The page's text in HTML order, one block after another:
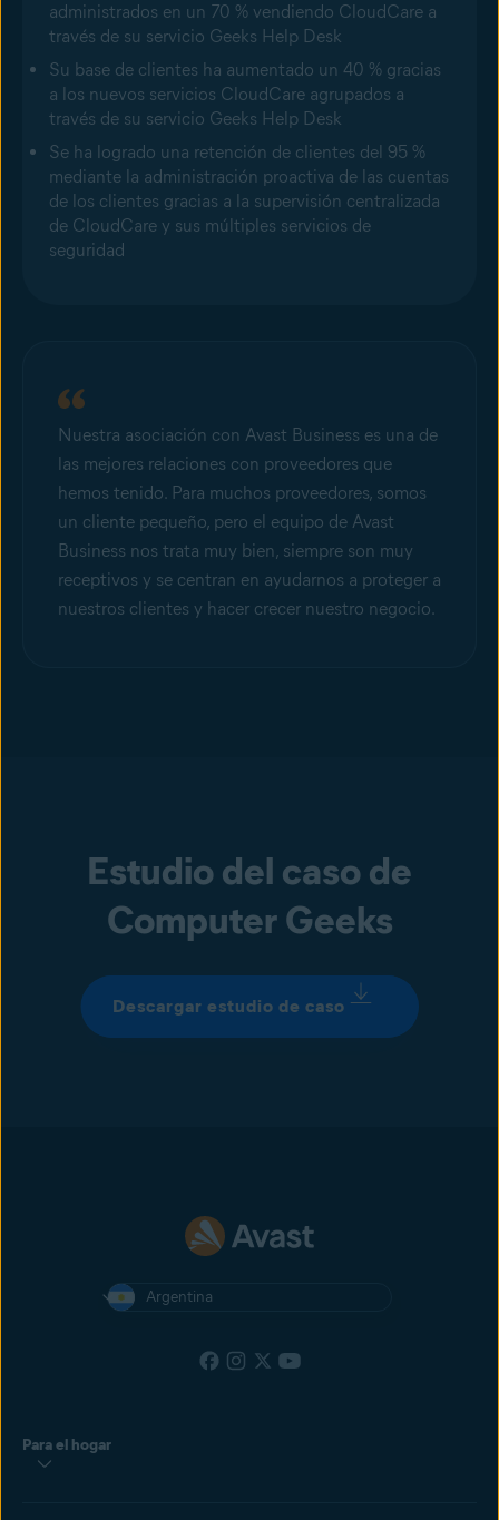
administrados en un 70 % vendiendo CloudCare a
través de su servicio Geeks Help Desk
Su base de clientes ha aumentado un 40 % gracias
a los nuevos servicios CloudCare agrupados a
través de su servicio Geeks Help Desk
Se ha logrado una retención de clientes del 95 %
mediante la administración proactiva de las cuentas
de los clientes gracias a la supervisión centralizada
de CloudCare y sus múltiples servicios de
seguridad
Nuestra asociación con Avast Business es una de
las mejores relaciones con proveedores que
hemos tenido. Para muchos proveedores, somos
un cliente pequeño, pero el equipo de Avast
Business nos trata muy bien, siempre son muy
receptivos y se centran en ayudarnos a proteger a
nuestros clientes y hacer crecer nuestro negocio.
Estudio del caso de
Computer Geeks
Descargar estudio de caso
Argentina
Para el hogar